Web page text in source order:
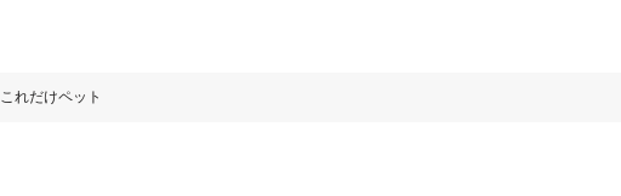
これだけペット